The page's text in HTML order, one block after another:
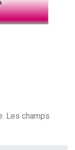
Les champs